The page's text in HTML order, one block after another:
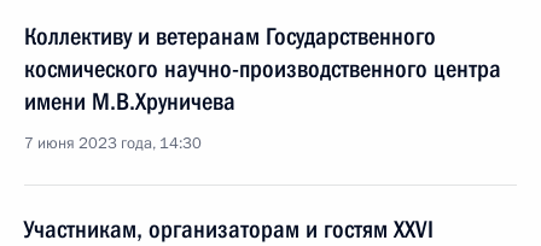
Коллективу и ветеранам Государственного
космического научно-производственного центра
имени М.В.Хруничева
7 июня 2023 года, 14:30
Участникам, организаторам и гостям XXVI